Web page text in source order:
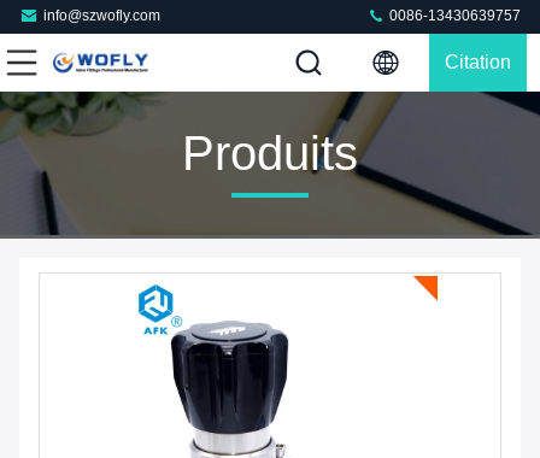
info@szwofly.com 0086-13430639757
Citation
Produits